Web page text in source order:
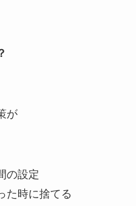
が
の設定
た時に捨てる